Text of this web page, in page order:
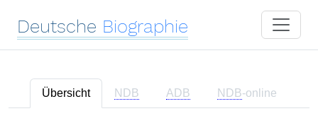
Deutsche Biographie
Übersicht NDB ADB NDB-online